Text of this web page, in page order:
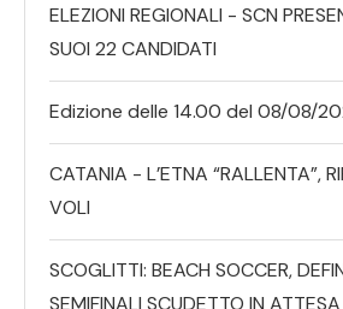
ELEZIONI REGIONALI - SCN
SUOI 22 CANDIDATI
Edizione delle 14.00 del 08/08/
CATANIA - L’ETNA “RALLENTA”,
VOLI
SCOGLITTI: BEACH SOCCER,
SEMIFINALI SCUDETTO IN